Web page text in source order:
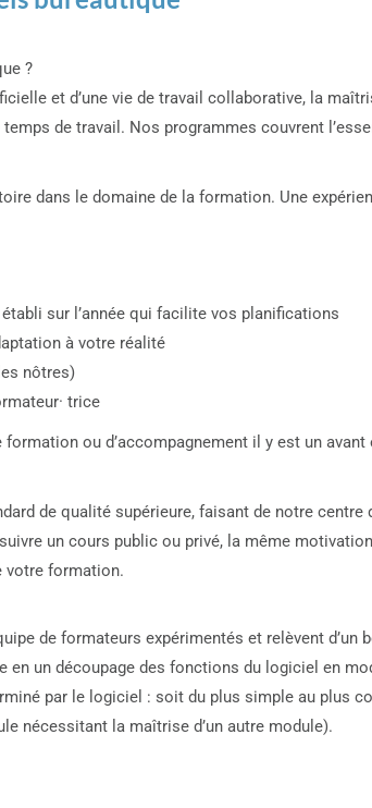
?
et d’une vie de travail collaborative, la
de travail. Nos programmes couvrent
dans le domaine de la formation. Une
sur l’année qui facilite vos planifications
à votre réalité
nôtres)
trice
ou d’accompagnement il y est un avant
de qualité supérieure, faisant de notre centre
un cours public ou privé, la même
votre formation.
de formateurs expérimentés et relèvent d’un
un découpage des fonctions du logiciel en
par le logiciel : soit du plus simple au plus
nécessitant la maîtrise d’un autre module).